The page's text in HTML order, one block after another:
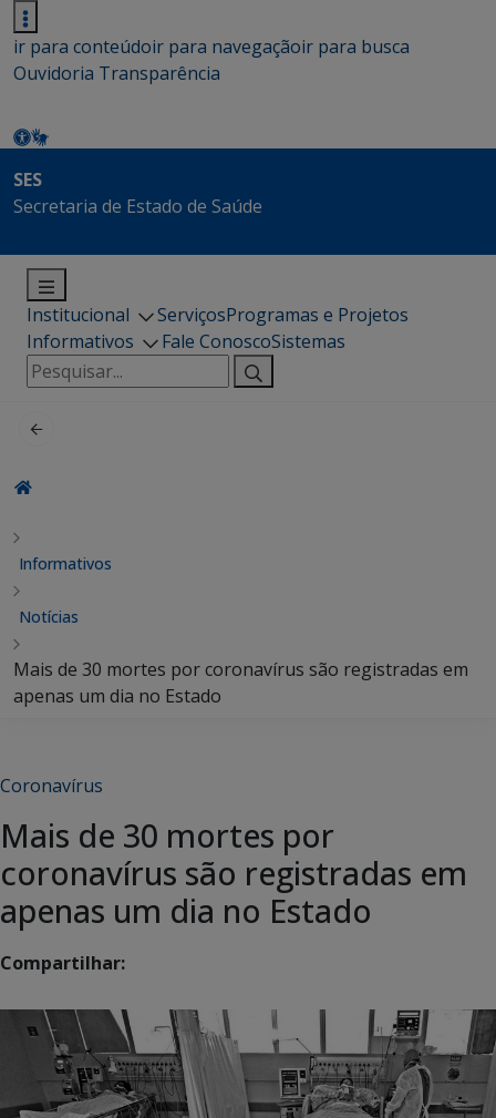
ir para conteúdoir para navegaçãoir para busca
Ouvidoria Transparência
SES
Secretaria de Estado de Saúde
Institucional ServiçosProgramas e Projetos
Informativos
Fale ConoscoSistemas
Pesquisar
por:
Informativos
Notícias
Mais de 30 mortes por coronavírus são registradas em
apenas um dia no Estado
Coronavírus
Mais de 30 mortes por
coronavírus são registradas em
apenas um dia no Estado
Compartilhar: